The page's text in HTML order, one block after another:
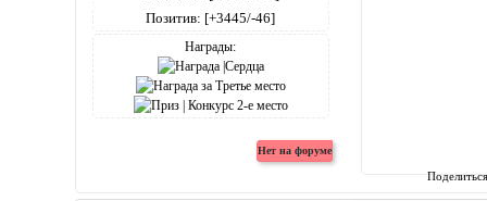
Позитив: [+3445/-46]
Награды: